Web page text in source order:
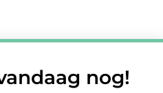
nog!